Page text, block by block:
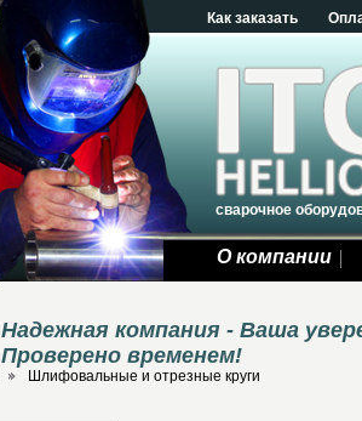
Как заказать
сварочное
О компании
Надежная компания - Ваша
Проверено временем!
Шлифовальные и отрезные круги